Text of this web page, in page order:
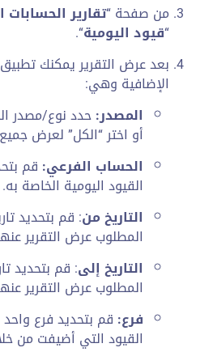
من صفحة “تقارير الحسابات
“قيود اليومية“.
بعد عرض التقرير يمكنك
الإضافية وهي:
المصدر:حدد نوع/مصدر
أو اختر “الكل” لعرض
الحساب الفرعي: قم
القيود اليومية الخاصة به.
التاريخ من: قم بتحديد
المطلوب عرض التقرير
التاريخ إلى: قم بتحديد
المطلوب عرض التقرير
فرع: قم بتحديد فرع
القيود التي أضيفت من